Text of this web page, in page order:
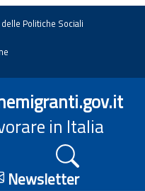
Politiche Sociali
in Italia
Newsletter